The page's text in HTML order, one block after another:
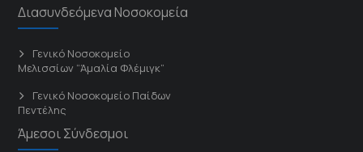
Διασυνδεόμενα Νοσοκομεία
Γενικό Νοσοκομείο
Μελισσίων “Άμαλία Φλέμιγκ”
Γενικό Νοσοκομείο Παίδων
Πεντέλης
Άμεσοι Σύνδεσμοι